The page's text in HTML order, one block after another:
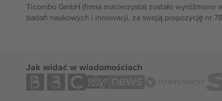
Ticombo GmbH (firma macierzysta) zostało
badań naukowych i innowacji, za swoją propozycję nr
Jak widać w wiadomościach